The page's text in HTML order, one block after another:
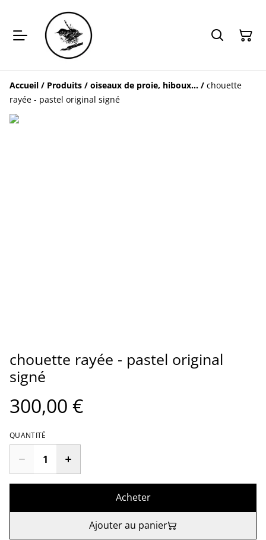
Accueil / Produits / oiseaux de proie, hiboux... / chouette
rayée - pastel original signé
chouette rayée - pastel original
signé
300,00 €
QUANTITÉ
Acheter
Ajouter au panier